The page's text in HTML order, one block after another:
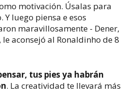
motivación. Úsalas para
luego piensa e esos
maravillosamente - Dener,
aconsejó al Ronaldinho de 8
tus pies ya habrán
. La creatividad te llevará más